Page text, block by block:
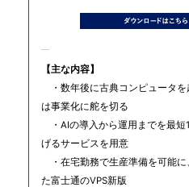
【主な内容】
・数年後に古典コンピュータを
は事業化に舵を切る
・AIの導入から運用までを最短
げるサービスを用意
・在宅勤務で生産準備を可能に
た富士通のVPS新版